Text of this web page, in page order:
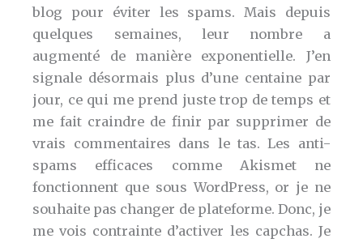
blog pour éviter les spams. Mais depuis
quelques semaines, leur nombre a
augmenté de manière exponentielle. J’en
signale désormais plus d’une centaine par
jour, ce qui me prend juste trop de temps et
me fait craindre de finir par supprimer de
vrais commentaires dans le tas. Les anti-
spams efficaces comme Akismet ne
fonctionnent que sous WordPress, or je ne
souhaite pas changer de plateforme. Donc, je
me vois contrainte d’activer les capchas. Je